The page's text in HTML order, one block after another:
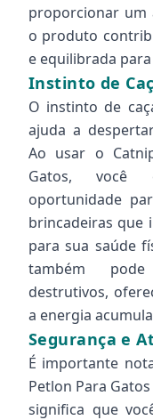
proporcionar um
o produto
e equilibrada
Instinto de
O instinto de
ajuda a
Ao usar o
Gatos, você
oportunidade
brincadeiras que
para sua saúde
também pode
destrutivos,
a energia
Segurança e
É importante
Petlon Para
significa que